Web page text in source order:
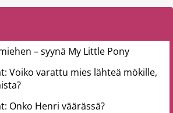
– syynä My Little Pony
Voiko varattu mies lähteä mökille,
Onko Henri väärässä?